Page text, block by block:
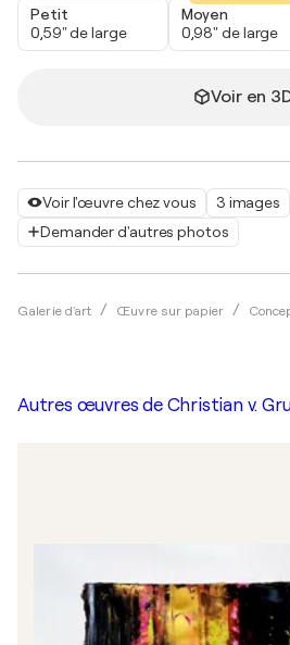
Voir l'œuvre chez vous
3 images
Demander d'autres photos
Galerie d'art Œuvre sur papier
Petit
0,59" de large
Moyen
0,98" de large
Voir en
Autres œuvres de Christian v.